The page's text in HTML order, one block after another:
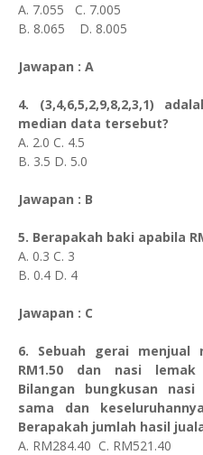
A. 7.055 C. 7.005
B. 8.065 D. 8.005
Jawapan : A
4. (3,4,6,5,2,9,8,2,3,1)
median data tersebut?
A. 2.0 C. 4.5
B. 3.5 D. 5.0
Jawapan : B
5. Berapakah baki apabila
A. 0.3 C. 3
B. 0.4 D. 4
Jawapan : C
6. Sebuah gerai
RM1.50 dan nasi lemak
Bilangan bungkusan
sama dan
Berapakah jumlah hasil
A. RM284.40 C. RM521.40